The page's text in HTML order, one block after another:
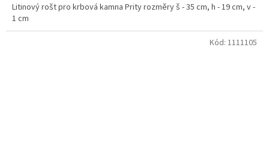
Litinový rošt pro krbová kamna Prity rozměry š - 35 cm, h - 19 cm, v -
1 cm
Kód: 1111105